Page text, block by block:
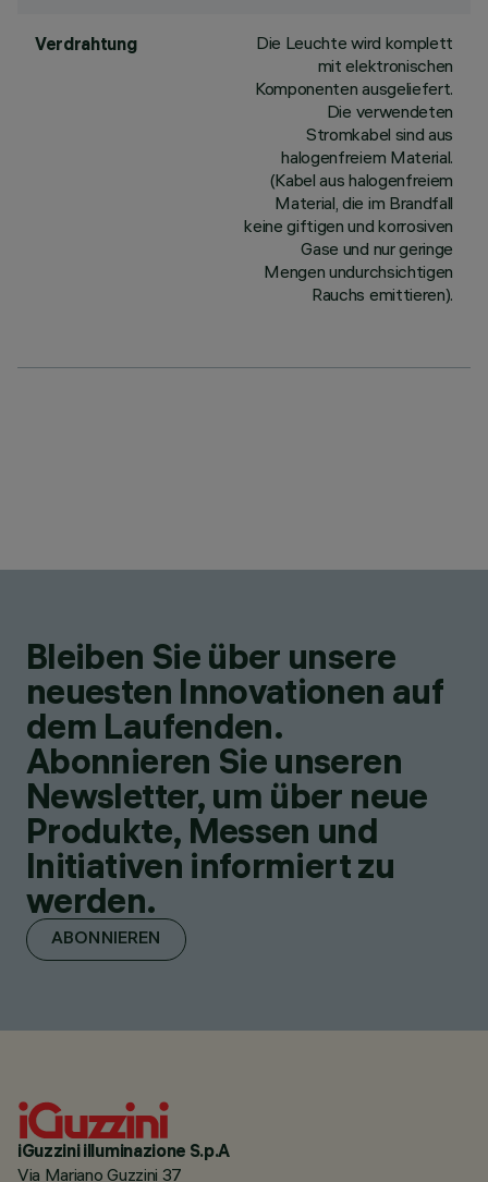
Verdrahtung
Die Leuchte wird komplett
mit elektronischen
Komponenten ausgeliefert.
Die verwendeten
Stromkabel sind aus
halogenfreiem Material.
(Kabel aus halogenfreiem
Material, die im Brandfall
keine giftigen und korrosiven
Gase und nur geringe
Mengen undurchsichtigen
Rauchs emittieren).
Bleiben Sie über unsere
neuesten Innovationen auf
dem Laufenden.
Abonnieren Sie unseren
Newsletter, um über neue
Produkte, Messen und
Initiativen informiert zu
werden.
ABONNIEREN
iGuzzini illuminazione S.p.A
Via Mariano Guzzini 37